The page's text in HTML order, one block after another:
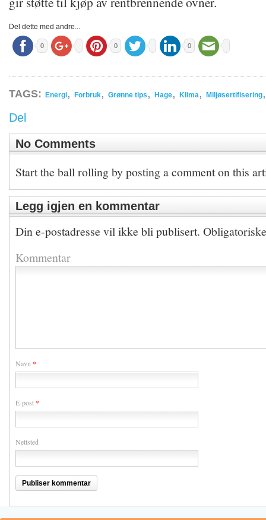
Del dette med andre...
0 0 0
TAGS: Energi, Forbruk, Grønne tips , Hage, Klima, Miljøsertifisering
Del
No Comments
Start the ball rolling by posting a comment on this
Legg igjen en kommentar
Din e-postadresse vil ikke bli publisert.
Kommentar
Navn *
E-post *
Nettsted